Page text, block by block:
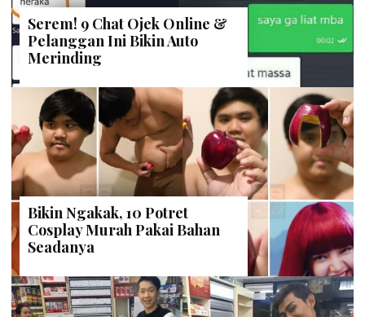
Serem! 9 Chat Ojek Online &
Pelanggan Ini Bikin Auto
Merinding
Bikin Ngakak, 10 Potret
Cosplay Murah Pakai Bahan
Seadanya